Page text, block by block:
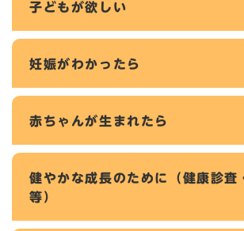
子どもが欲しい
妊娠がわかったら
赤ちゃんが生まれたら
健やかな成長のために（健康診査
等）